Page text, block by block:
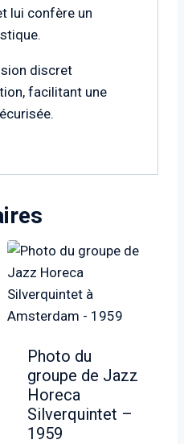
lui confère un
discret
facilitant une
Photo du
groupe de Jazz
Horeca
Silverquintet –
1959